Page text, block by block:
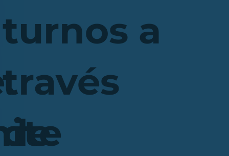
turnos a
través
de